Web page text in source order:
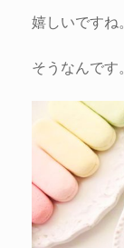
嬉しいですね
そうなんです。